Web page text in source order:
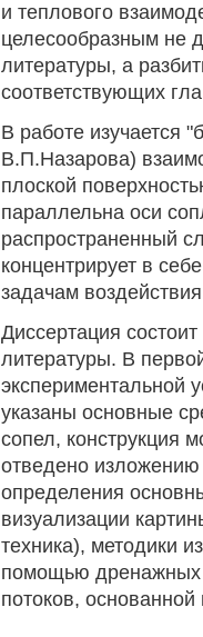
и теплового
целесообразным не
литературы, а
соответствующих
В работе изучается
В.П.Назарова)
плоской
параллельна оси
распространенный
концентрирует в
задачам
Диссертация
литературы. В
экспериментальной
указаны основные
сопел, конструкция
отведено
определения
визуализации
техника), методики
помощью дренажных
потоков, основанной